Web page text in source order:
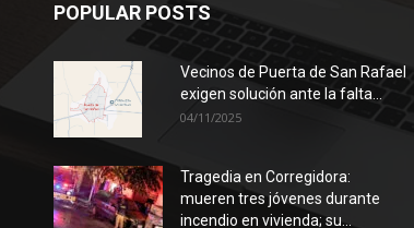
POPULAR POSTS
Vecinos de Puerta de San Rafael
exigen solución ante la falta...
04/11/2025
Tragedia en Corregidora:
mueren tres jóvenes durante
incendio en vivienda; su...